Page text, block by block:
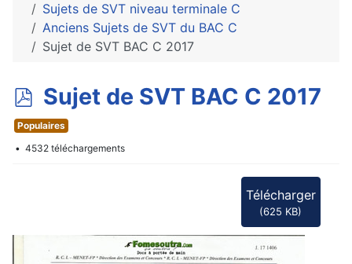
Sujets de SVT niveau terminale C
Anciens Sujets de SVT du BAC C
Sujet de SVT BAC C 2017
p
d
f
Sujet de SVT BAC C 2017
Populaires
4532 téléchargements
Télécharger
(625 KB)